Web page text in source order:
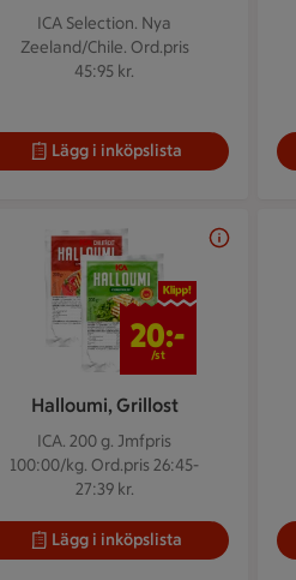
ICA Selection. Nya
Zeeland/Chile. Ord.pris
45:95 kr.
Lägg i inköpslista
Halloumi, Grillost
ICA. 200 g. Jmfpris
100:00/kg. Ord.pris 26:45-
27:39 kr.
20 kr/st
20:-
/st
Lägg i inköpslista